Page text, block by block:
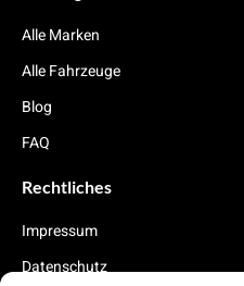
Alle Marken
Alle Fahrzeuge
Blog
FAQ
Rechtliches
Impressum
Datenschutz